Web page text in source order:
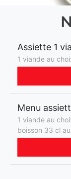
Assiette 1
1 viande au
Menu
1 viande au
boisson 33 cl